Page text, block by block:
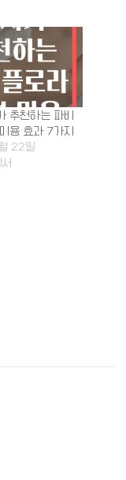
추천하는 파비
용 효과 7가지
22일